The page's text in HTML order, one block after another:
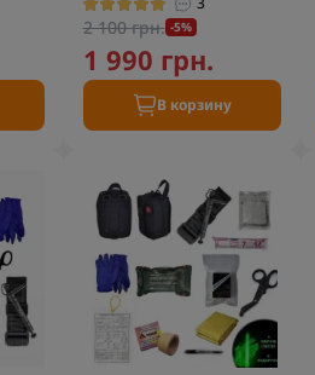
2 100 грн. -5%
1 990 грн.
В корзину